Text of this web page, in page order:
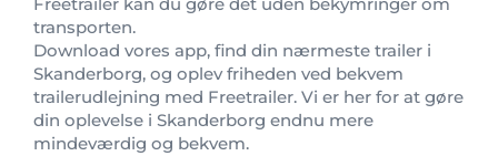
Freetrailer kan du gøre det uden bekymringer om
transporten.
Download vores app, find din nærmeste trailer i
Skanderborg, og oplev friheden ved bekvem
trailerudlejning med Freetrailer. Vi er her for at gøre
din oplevelse i Skanderborg endnu mere
mindeværdig og bekvem.